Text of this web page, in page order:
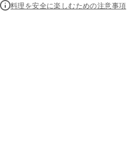
料理を安全に楽しむための注意事項